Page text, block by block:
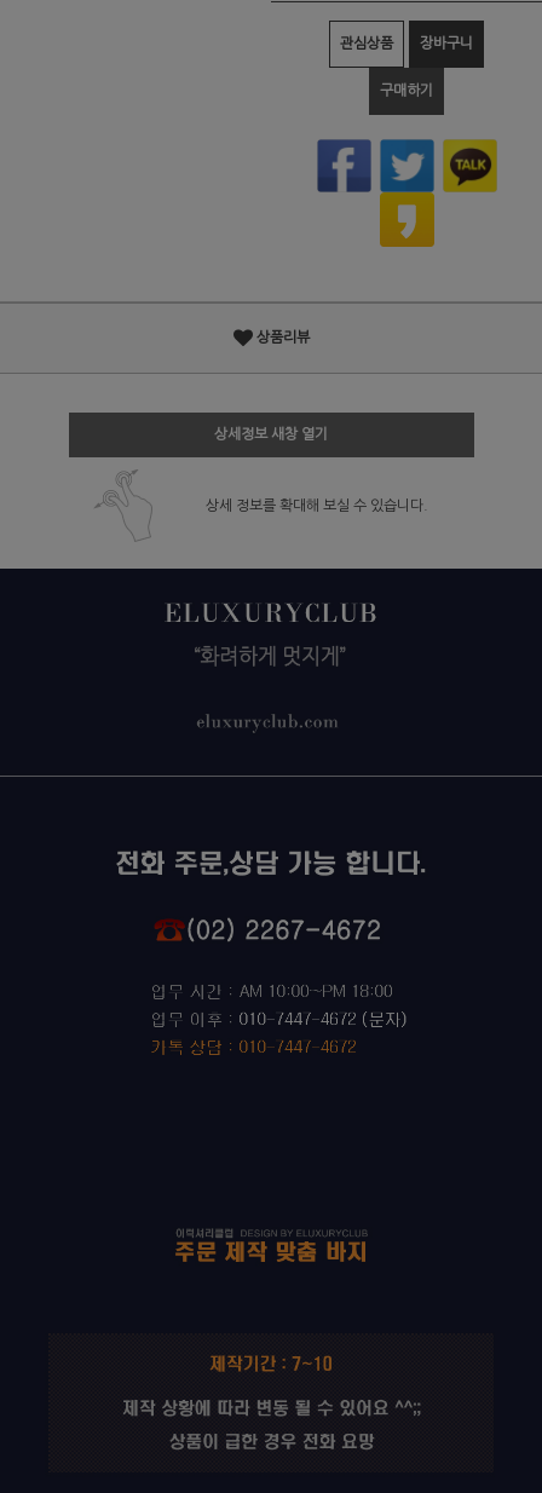
관심상품 장바구니
구매하기
상품리뷰
상세정보 새창 열기
상세 정보를 확대해 보실 수 있습니다.